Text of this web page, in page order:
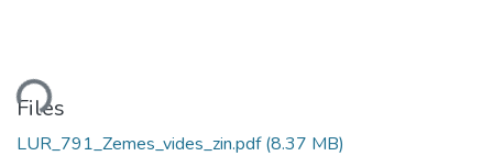
Files
LUR_791_Zemes_vides_zin.pdf(8.37 MB)